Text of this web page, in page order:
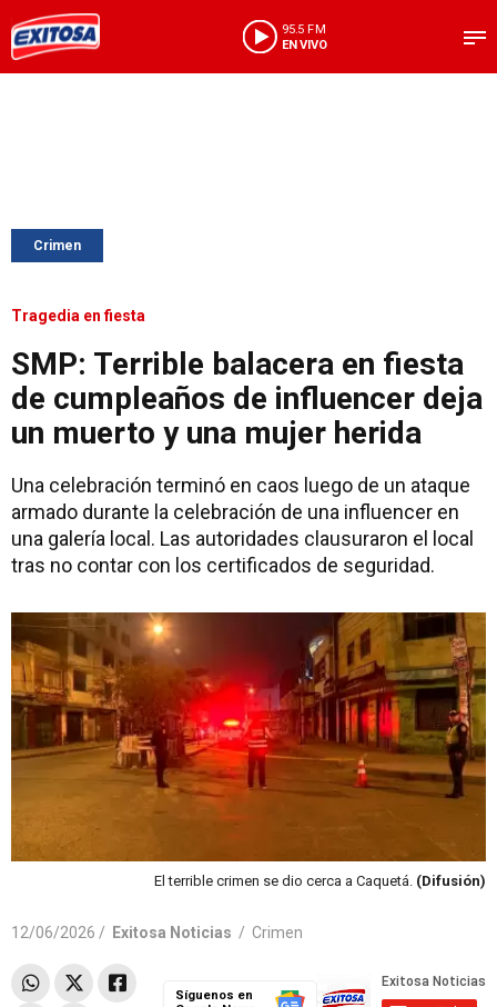
95.5 FM
EN VIVO
Crimen
Tragedia en fiesta
SMP: Terrible balacera en fiesta
de cumpleaños de influencer deja
un muerto y una mujer herida
Una celebración terminó en caos luego de un ataque
armado durante la celebración de una influencer en
una galería local. Las autoridades clausuraron el local
tras no contar con los certificados de seguridad.
El terrible crimen se dio cerca a Caquetá. (Difusión)
12/06/2026 / Exitosa Noticias / Crimen
Síguenos en